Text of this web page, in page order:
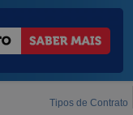
Tipos de Contrato